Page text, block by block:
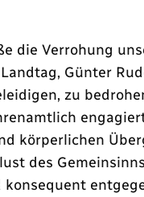
die Verrohung
Günter
zu
körperlichen
des